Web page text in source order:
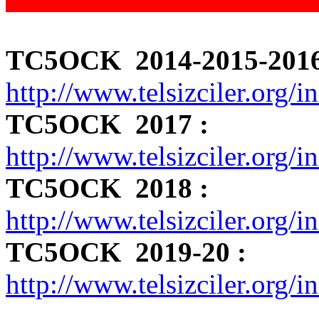
TC5OCK 2014-2015-
http://www.telsizciler.org/
TC5OCK 2017 :
http://www.telsizciler.org/
TC5OCK 2018 :
http://www.telsizciler.org/
TC5OCK 2019-20 :
http://www.telsizciler.org/